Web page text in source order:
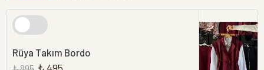
Rüya Takım Bordo